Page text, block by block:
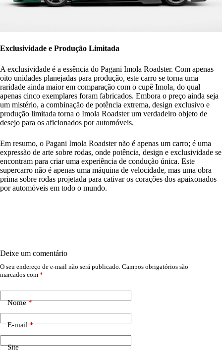
Exclusividade e Produção Limitada
A exclusividade é a essência do Pagani Imola Roadster. Com apenas
oito unidades planejadas para produção, este carro se torna uma
raridade ainda maior em comparação com o cupê Imola, do qual
apenas cinco exemplares foram fabricados. Embora o preço ainda seja
um mistério, a combinação de potência extrema, design exclusivo e
produção limitada torna o Imola Roadster um verdadeiro objeto de
desejo para os aficionados por automóveis.
Em resumo, o Pagani Imola Roadster não é apenas um carro; é uma
expressão de arte sobre rodas, onde potência, design e exclusividade se
encontram para criar uma experiência de condução única. Este
supercarro não é apenas uma máquina de velocidade, mas uma obra
prima sobre rodas projetada para cativar os corações dos apaixonados
por automóveis em todo o mundo.
Deixe um comentário
O seu endereço de e-mail não será publicado. Campos obrigatórios são
marcados com *
Nome*
E-mail*
Site